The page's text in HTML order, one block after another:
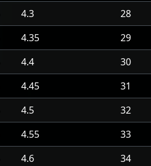
4.3 28
4.35 29
4.4 30
4.45 31
4.5 32
4.55 33
4.6 34